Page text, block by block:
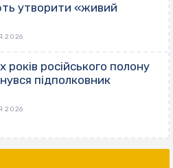
утворити «живий
2026
років російського полону
підполковник
2026